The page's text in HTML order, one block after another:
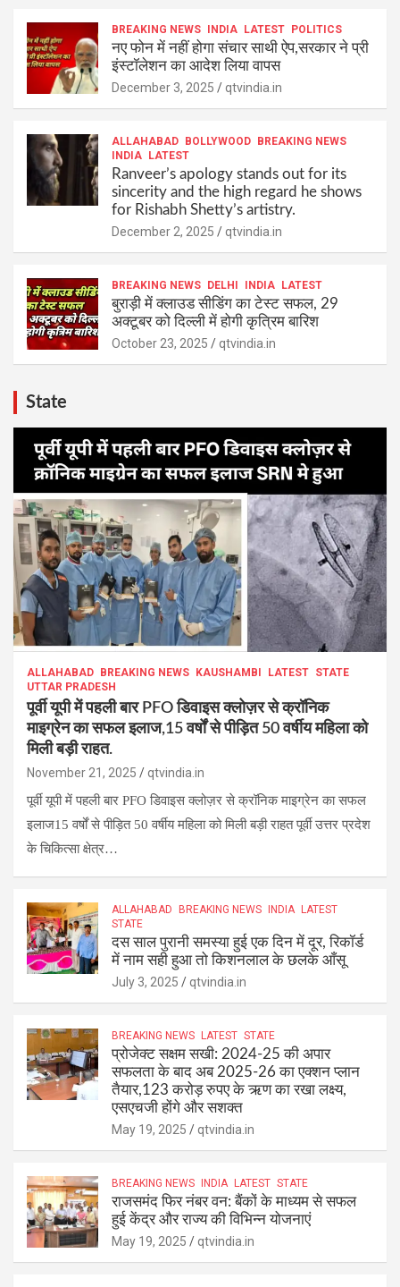
BREAKING NEWS INDIA LATEST POLITICS
नए फोन में नहीं होगा संचार साथी ऐप,सरकार ने प्री
इंस्टॉलेशन का आदेश लिया वापस
December 3, 2025 qtvindia.in
ALLAHABAD BOLLYWOOD BREAKING NEWS
INDIA LATEST
Ranveer’s apology stands out for its
sincerity and the high regard he shows
for Rishabh Shetty’s artistry.
December 2, 2025 qtvindia.in
BREAKING NEWS DELHI INDIA LATEST
बुराड़ी में क्लाउड सीडिंग का टेस्ट सफल, 29
अक्टूबर को दिल्ली में होगी कृत्रिम बारिश
October 23, 2025 qtvindia.in
State
ALLAHABAD BREAKING NEWS KAUSHAMBI LATEST STATE
UTTAR PRADESH
पूर्वी यूपी में पहली बार PFO डिवाइस क्लोज़र से क्रॉनिक
माइग्रेन का सफल इलाज,15 वर्षों से पीड़ित 50 वर्षीय महिला को
मिली बड़ी राहत.
November 21, 2025
qtvindia.in
पूर्वी यूपी में पहली बार PFO डिवाइस क्लोज़र से क्रॉनिक माइग्रेन का सफल
इलाज15 वर्षों से पीड़ित 50 वर्षीय महिला को मिली बड़ी राहत पूर्वी उत्तर प्रदेश
के चिकित्सा क्षेत्र…
ALLAHABAD BREAKING NEWS INDIA LATEST
STATE
दस साल पुरानी समस्या हुई एक दिन में दूर, रिकॉर्ड
में नाम सही हुआ तो किशनलाल के छलके आँसू
July 3, 2025 qtvindia.in
BREAKING NEWS LATEST STATE
प्रोजेक्ट सक्षम सखी: 2024-25 की अपार
सफलता के बाद अब 2025-26 का एक्शन प्लान
तैयार,123 करोड़ रुपए के ऋण का रखा लक्ष्य,
एसएचजी होंगे और सशक्त
May 19, 2025 qtvindia.in
BREAKING NEWS INDIA LATEST STATE
राजसमंद फिर नंबर वन: बैंकों के माध्यम से सफल
हुई केंद्र और राज्य की विभिन्न योजनाएं
May 19, 2025 qtvindia.in